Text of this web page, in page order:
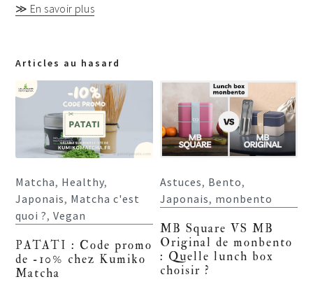
≫ En savoir plus
Articles au hasard
Matcha, Healthy,
Japonais, Matcha c'est
quoi ?,Vegan
PATATI : Code promo
de -10% chez Kumiko
Matcha
Astuces, Bento,
Japonais, monbento
MB Square VS MB
Original de monbento
: Quelle lunch box
choisir ?